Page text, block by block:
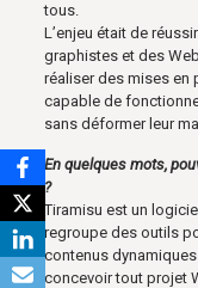
tous.
L’enjeu était de
graphistes et des
réaliser des mises en
capable de
sans déformer leur
En quelques mots,
?
Tiramisu est un
regroupe des outils
contenus
concevoir tout projet